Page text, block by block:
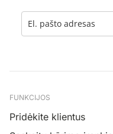
FUNKCIJOS
Pridėkite klientus